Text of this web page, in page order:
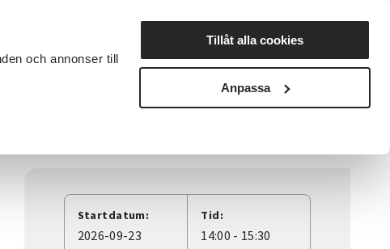
och annonser till
Tillåt alla cookies
Anpassa
Nyheter Avdelningar
Startdatum:
2026-09-23
Tid:
14:00 - 15:30